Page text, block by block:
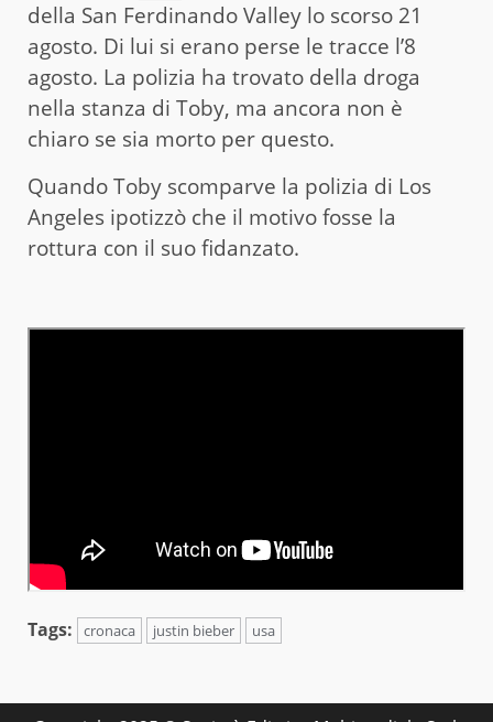
della San Ferdinando Valley lo scorso 21
agosto. Di lui si erano perse le tracce l’8
agosto. La polizia ha trovato della droga
nella stanza di Toby, ma ancora non è
chiaro se sia morto per questo.
Quando Toby scomparve la polizia di Los
Angeles ipotizzò che il motivo fosse la
rottura con il suo fidanzato.
Tags: cronaca justin bieber usa